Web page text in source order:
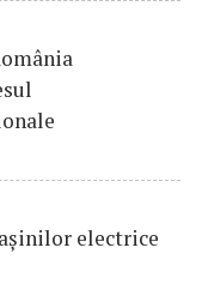
electrice